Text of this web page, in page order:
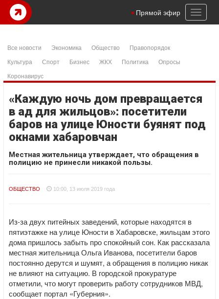
Toggle
Прямой эфир
Все новости Экономика Общество
Правопорядок
Культура
Спорт Бизнес ЖКХ Политика
Опросы
Коронавирус
«Каждую ночь дом превращается
в ад для жильцов»: посетители
баров на улице Юности буянят под
окнами хабаровчан
Местная жительница утверждает, что обращения в
полицию не принесли никакой пользы.
ОБЩЕСТВО 10:00, 13 июля 2019 года
Из-за двух питейных заведений, которые находятся в
пятиэтажке на улице Юности в Хабаровске, жильцам этого
дома пришлось забыть про спокойный сон. Как рассказала
местная жительница Ольга Иванова, посетители баров
постоянно дерутся и шумят, а обращения в полицию никак
не влияют на ситуацию. В городской прокуратуре
отметили, что могут проверить работу сотрудников МВД,
сообщает портал «Губерния».